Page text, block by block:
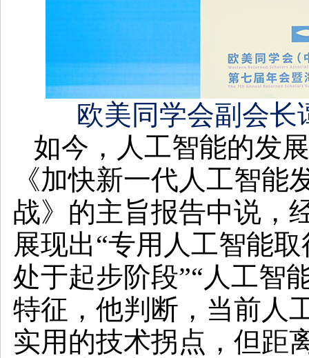
欧美同学会副会长
如今，人工智能的发
《加快新一代人工智
战》的主旨报告中说，
展现出“专用人工智能
处于起步阶段”“人工智
特征，他判断，当前人
实用的技术拐点，但距